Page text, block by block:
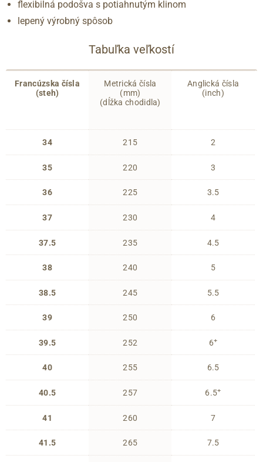
flexibilná podošva s potiahnutým klinom
lepený výrobný spôsob
Tabuľka veľkostí
Francúzska čísla
(steh)
34
35
36
37
37.5
38
38.5
39
39.5
40
40.5
41
41.5
Metrická čísla
(mm)
(dĺžka chodidla)
215
220
225
230
235
240
245
250
252
255
257
260
265
Anglická čísla
(inch)
2
3
3.5
4
4.5
5
5.5
6
6+
6.5
6.5+
7
7.5